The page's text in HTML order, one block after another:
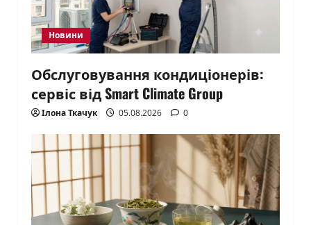
Новини
Обслуговування кондиціонерів:
сервіс від Smart Climate Group
Ілона Ткачук 05.08.2026 0